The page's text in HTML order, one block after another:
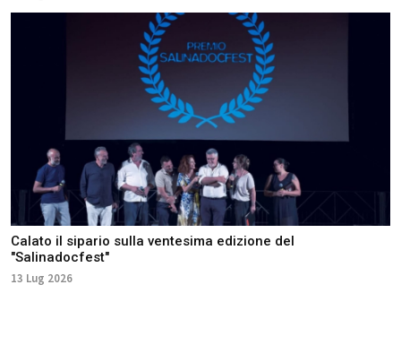
Calato il sipario sulla ventesima edizione del
"Salinadocfest"
13 Lug 2026